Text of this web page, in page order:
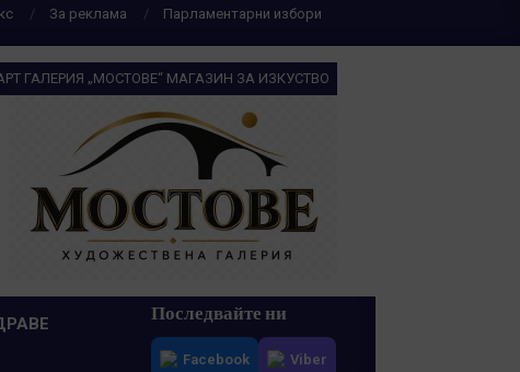
За реклама
Парламентарни избори
ГАЛЕРИЯ „МОСТОВЕ“ МАГАЗИН ЗА ИЗКУСТВО
Последвайте ни
Facebook Viber